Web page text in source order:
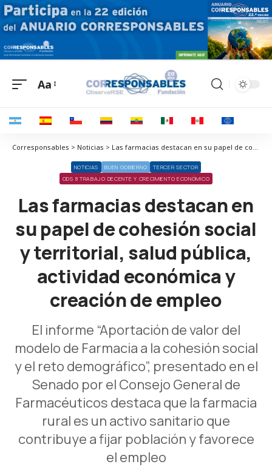
Aa
Corresponsables > Noticias > Las farmacias destacan en su papel de cohesión social y territorial, salud pública, actividad económica y creación de empleo
NOTICIAS BUEN GOBIERNO
TERCER SECTOR
ODS 8 TRABAJO DECENTE Y CRECIMIENTO ECONÓMICO
Las farmacias destacan en
su papel de cohesión social
y territorial, salud pública,
actividad económica y
creación de empleo
El informe “Aportación de valor del
modelo de Farmacia a la cohesión social
y el reto demográfico”, presentado en el
Senado por el Consejo General de
Farmacéuticos destaca que la farmacia
rural es un activo sanitario que
contribuye a fijar población y favorece
el empleo